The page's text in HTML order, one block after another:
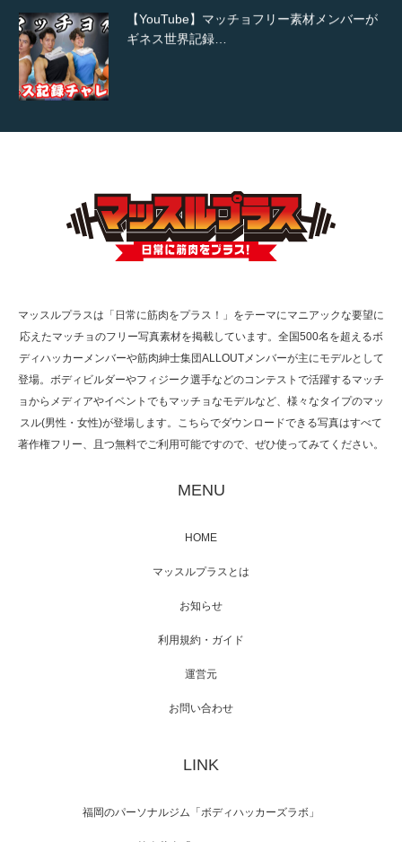
【YouTube】マッチョフリー素材メンバーが
ギネス世界記録…
TOKYO FMラジオ番組「ONE MORNING」
で紹介さ…
た（6/8放送）
映画「メカバース」舞台挨拶へマッスルプラ
【TV】NHK BS「COOL JAPAN 」にてマッス
「ねとらぼ」さんに…
マッスルプラスは「日常に筋肉をプラス！」をテーマにマニアックな要望に
応えたマッチョのフリー写真素材を掲載しています。全国500名を超えるボ
ディハッカーメンバーや筋肉紳士集団ALLOUTメンバーが主にモデルとして
登場。ボディビルダーやフィジーク選手などのコンテストで活躍するマッチ
ョからメディアやイベントでもマッチョなモデルなど、様々なタイプのマッ
スル(男性・女性)が登場します。こちらでダウンロードできる写真はすべて
著作権フリー、且つ無料でご利用可能ですので、ぜひ使ってみてください。
MENU
HOME
マッスルプラスとは
お知らせ
利用規約・ガイド
運営元
お問い合わせ
LINK
福岡のパーソナルジム「ボディハッカーズラボ」